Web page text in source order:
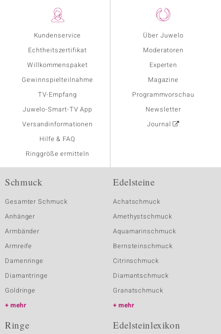
Kundenservice
Echtheitszertifikat
Willkommenspaket
Gewinnspielteilnahme
TV-Empfang
Juwelo-Smart-TV App
Versandinformationen
Hilfe & FAQ
Ringgröße ermitteln
Über Juwelo
Moderatoren
Experten
Magazine
Programmvorschau
Newsletter
Journal
Schmuck
Gesamter Schmuck
Anhänger
Armbänder
Armreife
Damenringe
Diamantringe
Goldringe
mehr
Edelsteine
Achatschmuck
Amethystschmuck
Aquamarinschmuck
Bernsteinschmuck
Citrinschmuck
Diamantschmuck
Granatschmuck
mehr
Ringe Edelsteinlexikon